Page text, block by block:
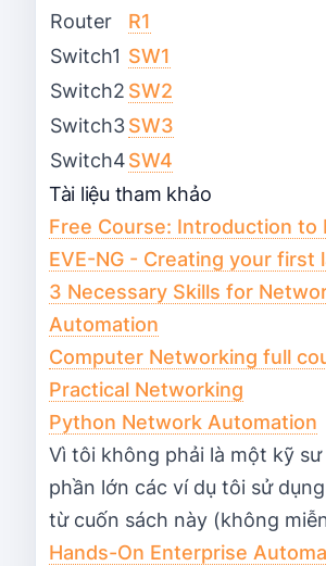
Router
R1
Switch1 SW1
Switch2 SW2
Switch3SW3
Switch4SW4
Tài liệu tham khảo
Free Course: Introduction to
EVE-NG - Creating your first
3 Necessary Skills for
Automation
Computer Networking full
Practical Networking
Python Network Automation
Vì tôi không phải là một kỹ sư
phần lớn các ví dụ tôi sử
từ cuốn sách này (không
Hands-On Enterprise